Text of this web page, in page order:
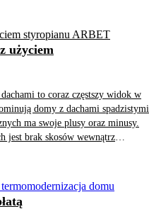
to coraz częstszy widok w
domy z dachami
ma swoje plusy oraz minusy.
jest brak skosów wewnątrz
konieczności zamawiania mebli
użyciem
domu